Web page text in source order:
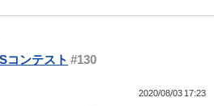
コンテスト #130
2020/08/03 17:23